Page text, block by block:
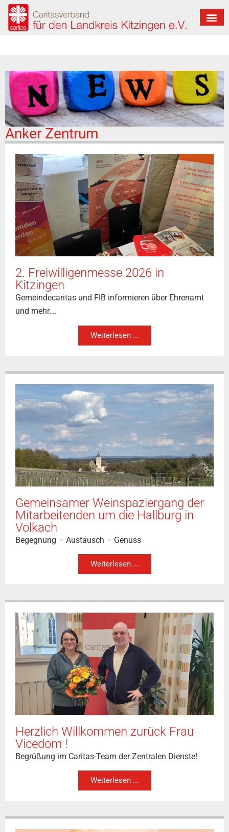
Anker Zentrum
2. Freiwilligenmesse 2026 in
Kitzingen
Gemeindecaritas und FIB informieren über Ehrenamt
und mehr….
Weiterlesen ...
Gemeinsamer Weinspaziergang der
Mitarbeitenden um die Hallburg in
Volkach
Begegnung – Austausch – Genuss
Weiterlesen ...
Herzlich Willkommen zurück Frau
Vicedom !
Begrüßung im Caritas-Team der Zentralen Dienste!
Weiterlesen ...